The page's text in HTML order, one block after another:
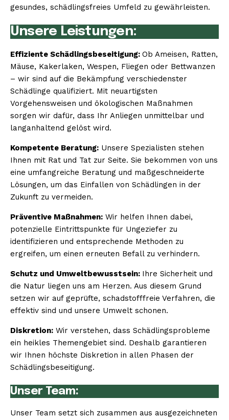
gesundes, schädlingsfreies Umfeld zu gewährleisten.
Unsere Leistungen:
Effiziente Schädlingsbeseitigung: Ob Ameisen, Ratten,
Mäuse, Kakerlaken, Wespen, Fliegen oder Bettwanzen
– wir sind auf die Bekämpfung verschiedenster
Schädlinge qualifiziert. Mit neuartigsten
Vorgehensweisen und ökologischen Maßnahmen
sorgen wir dafür, dass Ihr Anliegen unmittelbar und
langanhaltend gelöst wird.
Kompetente Beratung: Unsere Spezialisten stehen
Ihnen mit Rat und Tat zur Seite. Sie bekommen von uns
eine umfangreiche Beratung und maßgeschneiderte
Lösungen, um das Einfallen von Schädlingen in der
Zukunft zu vermeiden.
Präventive Maßnahmen: Wir helfen Ihnen dabei,
potenzielle Eintrittspunkte für Ungeziefer zu
identifizieren und entsprechende Methoden zu
ergreifen, um einen erneuten Befall zu verhindern.
Schutz und Umweltbewusstsein: Ihre Sicherheit und
die Natur liegen uns am Herzen. Aus diesem Grund
setzen wir auf geprüfte, schadstofffreie Verfahren, die
effektiv sind und unsere Umwelt schonen.
Diskretion: Wir verstehen, dass Schädlingsprobleme
ein heikles Themengebiet sind. Deshalb garantieren
wir Ihnen höchste Diskretion in allen Phasen der
Schädlingsbeseitigung.
Unser Team:
Unser Team setzt sich zusammen aus ausgezeichneten